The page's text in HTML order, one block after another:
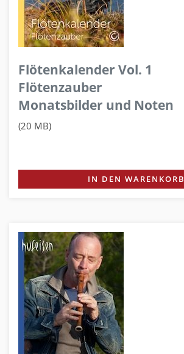
Flötenkalender Vol. 1
Flötenzauber
Monatsbilder und Noten
(20 MB)
IN DEN WARENKORB